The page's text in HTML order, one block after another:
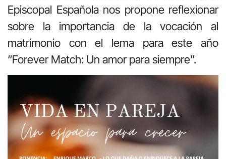
Episcopal Española nos propone reflexionar
sobre la importancia de la vocación al
matrimonio con el lema para este año
“Forever Match: Un amor para siempre”.